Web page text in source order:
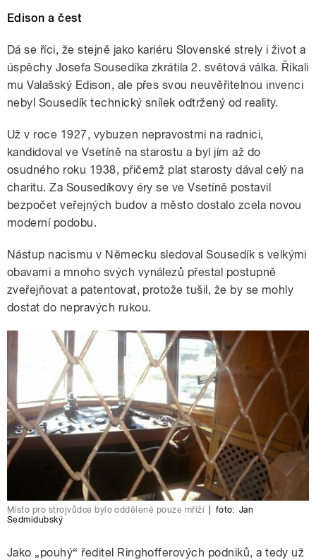
Edison a čest
Dá se říci, že stejně jako kariéru Slovenské strely i život a
úspěchy Josefa Sousedíka zkrátila 2. světová válka. Říkali
mu Valašský Edison, ale přes svou neuvěřitelnou invenci
nebyl Sousedík technický snílek odtržený od reality.
Už v roce 1927, vybuzen nepravostmi na radnici,
kandidoval ve Vsetíně na starostu a byl jím až do
osudného roku 1938, přičemž plat starosty dával celý na
charitu. Za Sousedíkovy éry se ve Vsetíně postavil
bezpočet veřejných budov a město dostalo zcela novou
moderní podobu.
Nástup nacismu v Německu sledoval Sousedík s velkými
obavami a mnoho svých vynálezů přestal postupně
zveřejňovat a patentovat, protože tušil, že by se mohly
dostat do nepravých rukou.
Místo pro strojvůdce bylo oddělené pouze mříží foto: Jan
Sedmidubský
Jako „pouhý“ ředitel Ringhofferových podniků, a tedy už